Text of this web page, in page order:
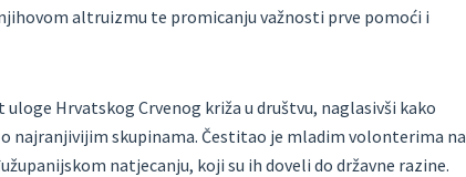
altruizmu te promicanju važnosti prve pomoći i
Hrvatskog Crvenog križa u društvu, naglasivši kako
najranjivijim skupinama. Čestitao je mladim volonterima na
natjecanju, koji su ih doveli do državne razine.